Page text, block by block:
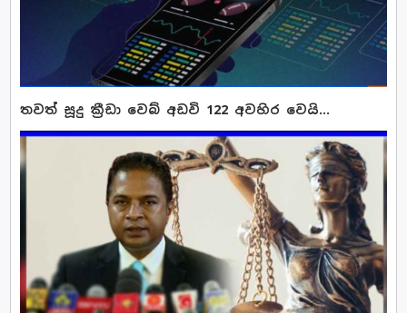
තවත් සූදු ක්‍රීඩා වෙබ් අඩවි 122 අවහිර වෙයි...